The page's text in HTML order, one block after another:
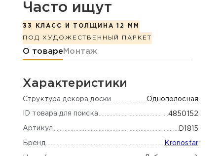
Часто ищут
33 КЛАСС И ТОЛЩИНА 12 ММ
ПОД ХУДОЖЕСТВЕННЫЙ ПАРКЕТ
Информация о товаре
О товаре Монтаж
Характеристики
Cтруктура декора доски Однополосная
ID товара для поиска 4850152
Артикул D1815
Бренд Kronostar